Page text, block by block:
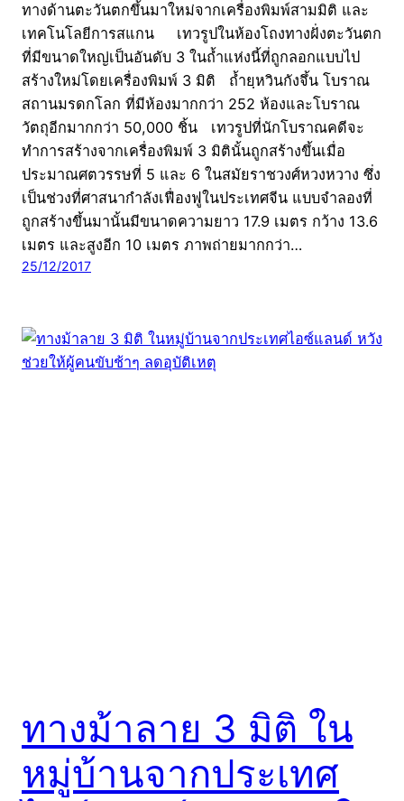
ทางด้านตะวันตกขึ้นมาใหม่จากเครื่องพิมพ์สามมิติ และ
เทคโนโลยีการสแกน เทวรูปในห้องโถงทางฝั่งตะวันตก
ที่มีขนาดใหญ่เป็นอันดับ 3 ในถ้ำแห่งนี้ที่ถูกลอกแบบไป
สร้างใหม่โดยเครื่องพิมพ์ 3 มิติ ถ้ำยฺหวินกังจึ้น โบราณ
สถานมรดกโลก ที่มีห้องมากกว่า 252 ห้องและโบราณ
วัตถุอีกมากกว่า 50,000 ชิ้น เทวรูปที่นักโบราณคดีจะ
ทำการสร้างจากเครื่องพิมพ์ 3 มิตินั้นถูกสร้างขึ้นเมื่อ
ประมาณศตวรรษที่ 5 และ 6 ในสมัยราชวงศ์หวงหวาง ซึ่ง
เป็นช่วงที่ศาสนากำลังเฟื่องฟูในประเทศจีน แบบจำลองที่
ถูกสร้างขึ้นมานั้นมีขนาดความยาว 17.9 เมตร กว้าง 13.6
เมตร และสูงอีก 10 เมตร ภาพถ่ายมากกว่า…
25/12/2017
ทางม้าลาย 3 มิติ ใน
หมู่บ้านจากประเทศ